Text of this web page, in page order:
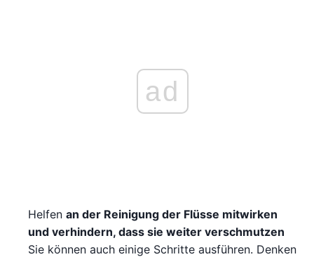
ad
Helfen an der Reinigung der Flüsse mitwirken
und verhindern, dass sie weiter verschmutzen
Sie können auch einige Schritte ausführen. Denken